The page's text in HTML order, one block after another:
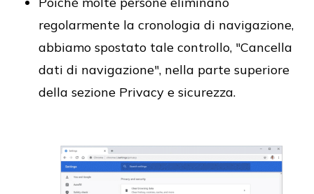
regolarmente la cronologia di navigazione,
abbiamo spostato tale controllo, "Cancella
dati di navigazione", nella parte superiore
della sezione Privacy e sicurezza.